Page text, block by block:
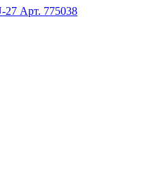
27 Арт. 775038